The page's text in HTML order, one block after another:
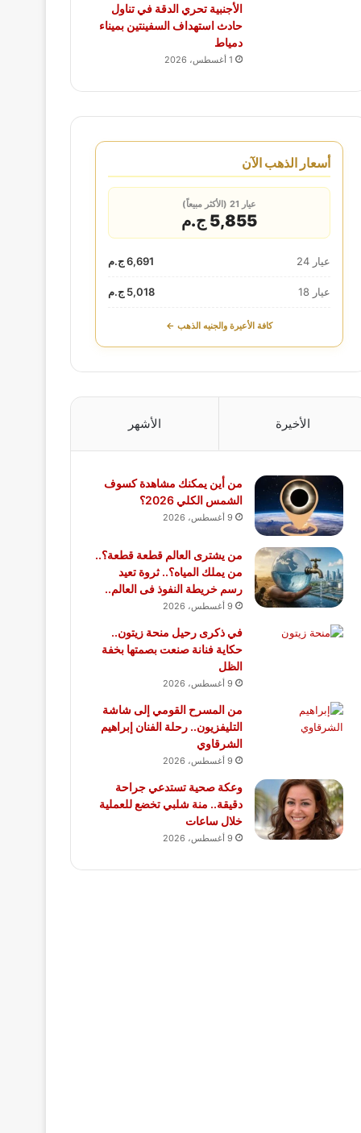
الأجنبية تحري الدقة في تناول
حادث استهداف السفينتين بميناء
دمياط
1 أغسطس، 2026
أسعار الذهب الآن
عيار 21 (الأكثر مبيعاً)
5,855 ج.م
عيار 24 6,691 ج.م
عيار 18 5,018 ج.م
كافة الأعيرة والجنيه الذهب ←
الأخيرة الأشهر
من أين يمكنك مشاهدة كسوف
الشمس الكلي 2026؟
9 أغسطس، 2026
من يشترى العالم قطعة قطعة؟..
من يملك المياه؟.. ثروة تعيد
رسم خريطة النفوذ فى العالم..
9 أغسطس، 2026
في ذكرى رحيل منحة زيتون..
حكاية فنانة صنعت بصمتها بخفة
الظل
9 أغسطس، 2026
من المسرح القومي إلى شاشة
التليفزيون.. رحلة الفنان إبراهيم
الشرقاوي
9 أغسطس، 2026
وعكة صحية تستدعي جراحة
دقيقة.. منة شلبي تخضع للعملية
خلال ساعات
9 أغسطس، 2026